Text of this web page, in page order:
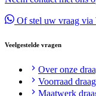
Of stel uw vraag via
Veelgestelde vragen
Over onze
Voorraad
Maatwerk